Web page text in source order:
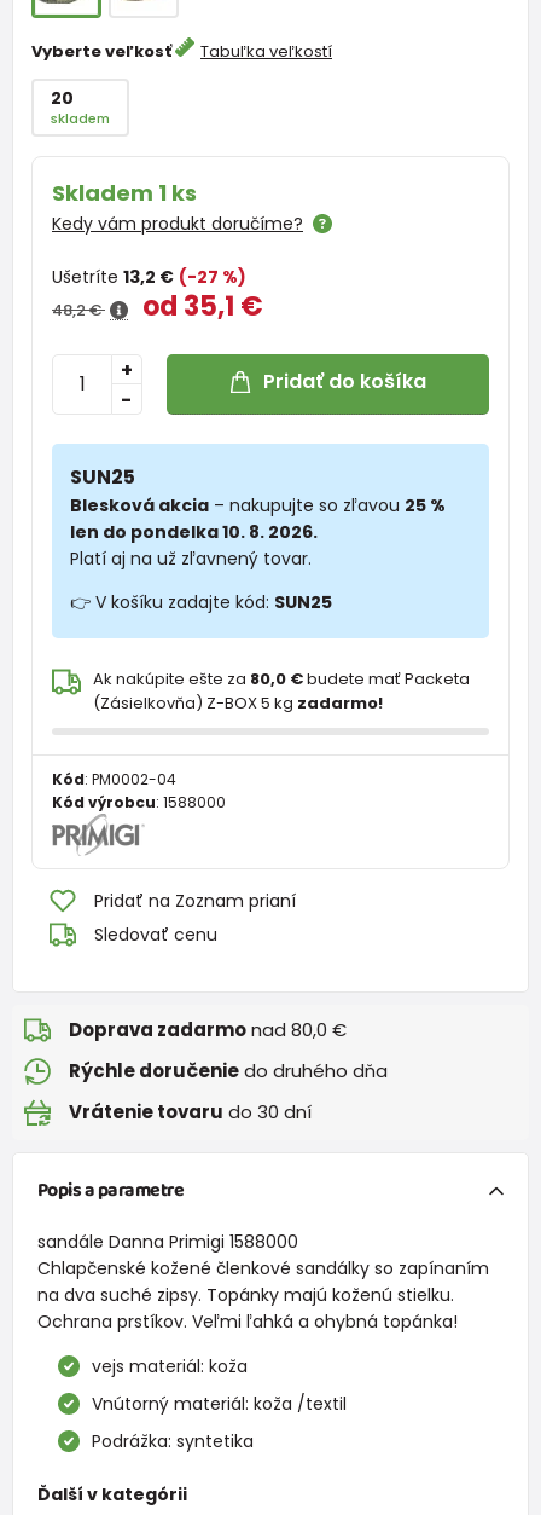
Vyberte veľkosť Tabuľka veľkostí
20
skladem
Skladem 1 ks
Kedy vám produkt doručíme?
Ušetríte 13,2 € (-27 %)
48,2 € od 35,1 €
-
+ Pridať do košíka
SUN25
Blesková akcia – nakupujte so zľavou 25 %
len do pondelka 10. 8. 2026.
Platí aj na už zľavnený tovar.
👉 V košíku zadajte kód: SUN25
Ak nakúpite ešte za 80,0 €budete mať Packeta
(Zásielkovňa) Z-BOX 5 kg zadarmo!
Kód: PM0002-04
Kód výrobcu: 1588000
Pridať na Zoznam prianí
Sledovať cenu
Doprava zadarmonad 80,0 €
Rýchle doručeniedo druhého dňa
Vrátenie tovaru do 30 dní
Popis a parametre
sandále Danna Primigi 1588000
Chlapčenské kožené členkové sandálky so zapínaním
na dva suché zipsy. Topánky majú koženú stielku.
Ochrana prstíkov. Veľmi ľahká a ohybná topánka!
vejs materiál: koža
Vnútorný materiál: koža /textil
Podrážka: syntetika
Ďalší v kategórii